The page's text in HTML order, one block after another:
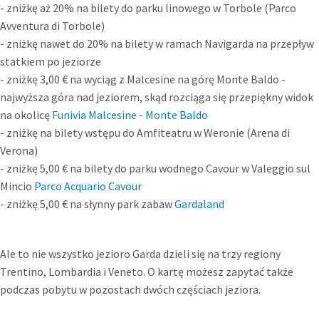
- zniżkę aż 20% na bilety do parku linowego w Torbole (Parco
Avventura di Torbole)
- zniżkę nawet do 20% na bilety w ramach Navigarda na przepływ
statkiem po jeziorze
- zniżkę 3,00 € na wyciąg z Malcesine na górę Monte Baldo -
najwyższa góra nad jeziorem, skąd rozciąga się przepiękny widok
na okolicę Funivia Malcesine - Monte Baldo
- zniżkę na bilety wstępu do Amfiteatru w Weronie (Arena di
Verona)
- zniżkę 5,00 € na bilety do parku wodnego Cavour w Valeggio sul
Mincio Parco Acquario Cavour
- zniżkę 5,00 € na słynny park zabawGardaland
Ale to nie wszystko jezioro Garda dzieli się na trzy regiony
Trentino, Lombardia i Veneto. O kartę możesz zapytać także
podczas pobytu w pozostach dwóch częściach jeziora.